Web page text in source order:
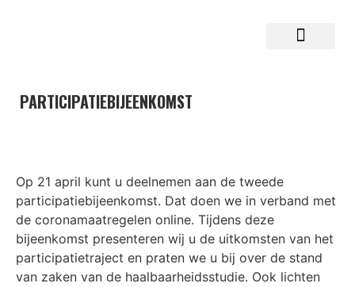
PARTICIPATIEBIJEENKOMST
Op 21 april kunt u deelnemen aan de tweede
participatiebijeenkomst. Dat doen we in verband met
de coronamaatregelen online. Tijdens deze
bijeenkomst presenteren wij u de uitkomsten van het
participatietraject en praten we u bij over de stand
van zaken van de haalbaarheidsstudie. Ook lichten